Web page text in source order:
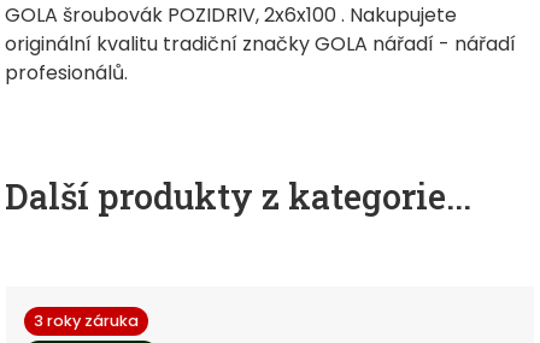
GOLA šroubovák POZIDRIV, 2x6x100 . Nakupujete
originální kvalitu tradiční značky GOLA nářadí - nářadí
profesionálů.
Další produkty z kategorie...
3 roky záruka